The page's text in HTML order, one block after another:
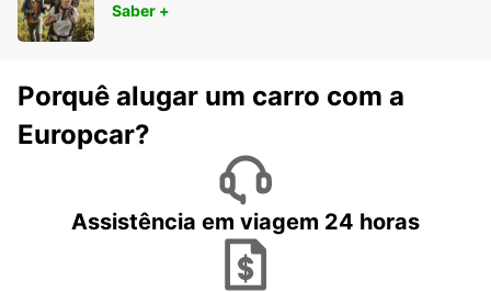
Saber +
Porquê alugar um carro com a
Europcar?
Assistência em viagem 24 horas